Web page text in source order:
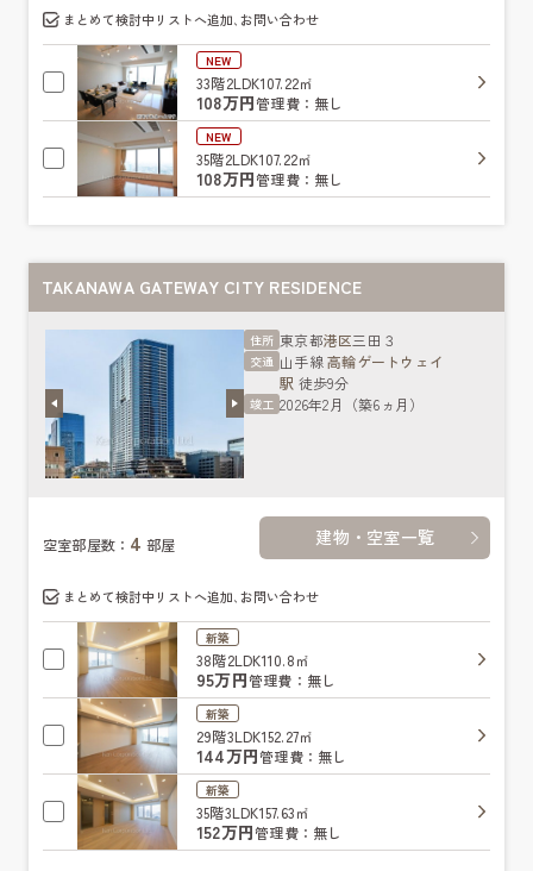
まとめて検討中リストへ追加､お問い合わせ
NEW
33階2LDK107.22㎡
108万円管理費：無し
NEW
35階2LDK107.22㎡
108万円管理費：無し
TAKANAWA GATEWAY CITY RESIDENCE
住所 東京都港区三田３
交通 山手線高輪ゲートウェイ
駅 徒歩9分
竣工 2026年2月（築6ヵ月）
空室部屋数： 4 部屋 建物・空室一覧
まとめて検討中リストへ追加､お問い合わせ
新築
38階2LDK110.8㎡
95万円管理費：無し
新築
29階3LDK152.27㎡
144万円管理費：無し
新築
35階3LDK157.63㎡
152万円管理費：無し